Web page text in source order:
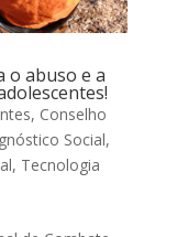
o abuso e a
, Conselho
Social,
, Tecnologia